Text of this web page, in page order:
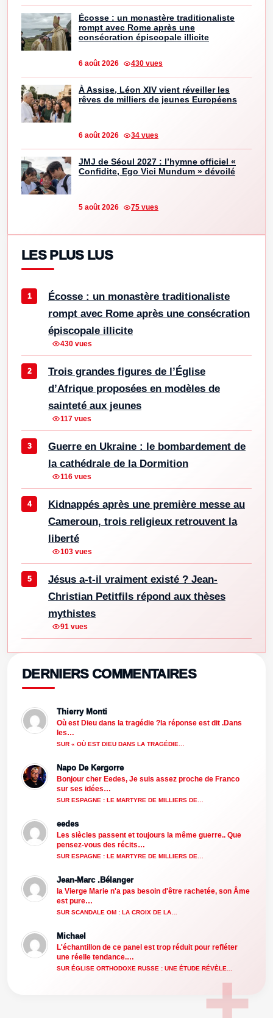
Écosse : un monastère traditionaliste
rompt avec Rome après une
consécration épiscopale illicite
6 août 2026 430 vues
À Assise, Léon XIV vient réveiller les
rêves de milliers de jeunes Européens
6 août 2026 34 vues
JMJ de Séoul 2027 : l’hymne officiel «
Confidite, Ego Vici Mundum » dévoilé
5 août 2026 75 vues
LES PLUS LUS
Écosse : un monastère traditionaliste
rompt avec Rome après une consécration
épiscopale illicite
430 vues
Trois grandes figures de l’Église
d’Afrique proposées en modèles de
sainteté aux jeunes
117 vues
Guerre en Ukraine : le bombardement de
la cathédrale de la Dormition
116 vues
Kidnappés après une première messe au
Cameroun, trois religieux retrouvent la
liberté
103 vues
Jésus a-t-il vraiment existé ? Jean-
Christian Petitfils répond aux thèses
mythistes
91 vues
DERNIERS COMMENTAIRES
Thierry Monti
Où est Dieu dans la tragédie ?la réponse est dit .Dans
les…
SUR « OÙ EST DIEU DANS LA TRAGÉDIE…
Napo De Kergorre
Bonjour cher Eedes, Je suis assez proche de Franco
sur ses idées…
SUR ESPAGNE : LE MARTYRE DE MILLIERS DE…
eedes
Les siècles passent et toujours la même guerre.. Que
pensez-vous des récits…
SUR ESPAGNE : LE MARTYRE DE MILLIERS DE…
Jean-Marc .Bélanger
la Vierge Marie n'a pas besoin d'être rachetée, son Âme
est pure…
SUR SCANDALE OM : LA CROIX DE LA…
Michael
L'échantillon de ce panel est trop réduit pour refléter
une réelle tendance.…
SUR ÉGLISE ORTHODOXE RUSSE : UNE ÉTUDE RÉVÈLE…